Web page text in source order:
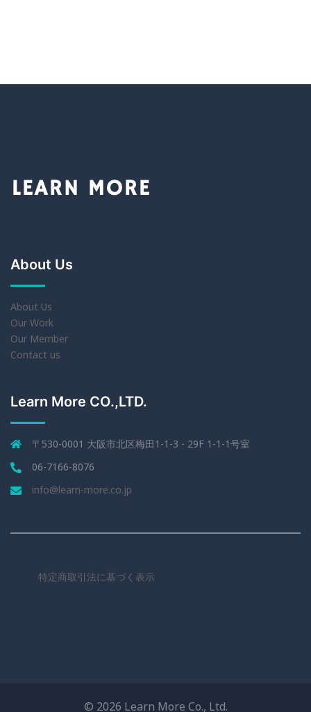
About Us
About Us
Our Work
Our Member
Contact us
Learn More CO.,LTD.
〒530-0001 大阪市北区梅田1-1-3 - 29F 1-1-1号室
06-7166-8076
info@learn-more.co.jp
特定商取引法に基づく表示
© 2026 Learn More Co., Ltd.